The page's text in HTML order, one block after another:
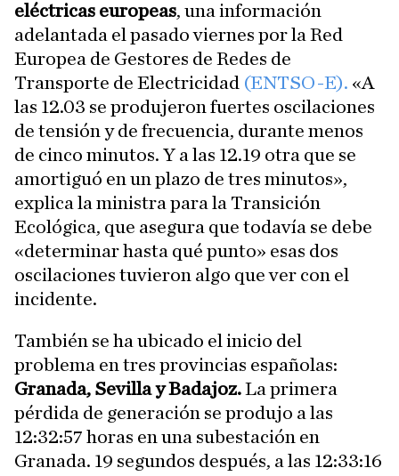
eléctricas europeas, una información
adelantada el pasado viernes por la Red
Europea de Gestores de Redes de
Transporte de Electricidad (ENTSO-E). «A
las 12.03 se produjeron fuertes oscilaciones
de tensión y de frecuencia, durante menos
de cinco minutos. Y a las 12.19 otra que se
amortiguó en un plazo de tres minutos»,
explica la ministra para la Transición
Ecológica, que asegura que todavía se debe
«determinar hasta qué punto» esas dos
oscilaciones tuvieron algo que ver con el
incidente.
También se ha ubicado el inicio del
problema en tres provincias españolas:
Granada, Sevilla y Badajoz.La primera
pérdida de generación se produjo a las
12:32:57 horas en una subestación en
Granada. 19 segundos después, a las 12:33:16